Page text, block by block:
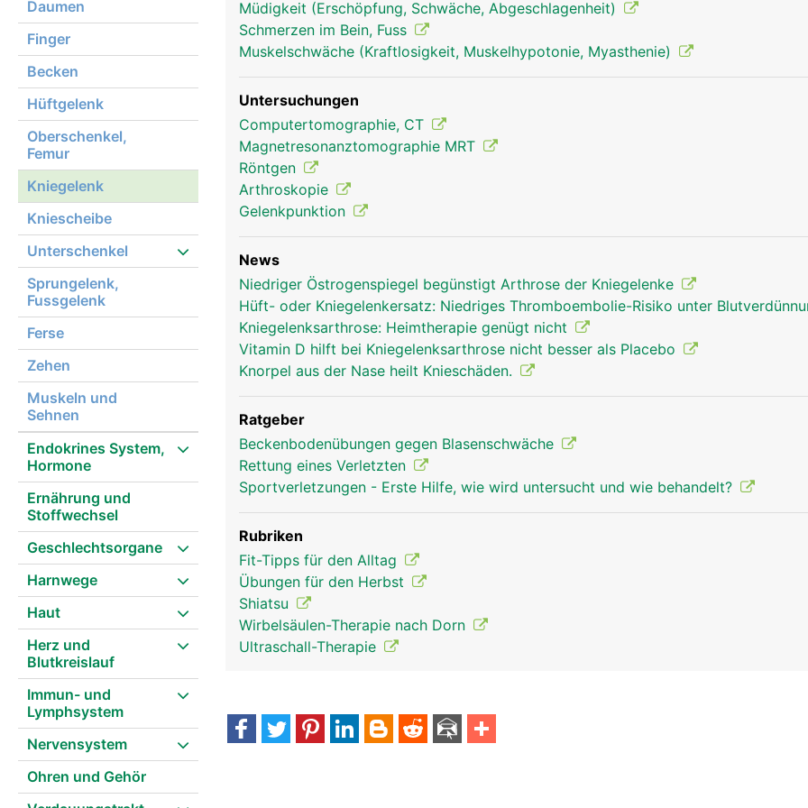
Daumen
Finger
Becken
Hüftgelenk
Oberschenkel,
Femur
Kniegelenk
Kniescheibe
Unterschenkel
Sprungelenk,
Fussgelenk
Ferse
Zehen
Muskeln und
Sehnen
Endokrines System,
Hormone
Ernährung und
Stoffwechsel
Geschlechtsorgane
Harnwege
Haut
Herz und
Blutkreislauf
Immun- und
Lymphsystem
Nervensystem
Ohren und Gehör
Müdigkeit (Erschöpfung, Schwäche, Abgeschlagenheit)
Schmerzen im Bein, Fuss
Muskelschwäche (Kraftlosigkeit, Muskelhypotonie, Myasthenie)
Untersuchungen
Computertomographie, CT
Magnetresonanztomographie MRT
Röntgen
Arthroskopie
Gelenkpunktion
News
Niedriger Östrogenspiegel begünstigt Arthrose der Kniegelenke
Hüft- oder Kniegelenkersatz: Niedriges Thromboembolie-Risiko unter
Kniegelenksarthrose: Heimtherapie genügt nicht
Vitamin D hilft bei Kniegelenksarthrose nicht besser als Placebo
Knorpel aus der Nase heilt Knieschäden.
Ratgeber
Beckenbodenübungen gegen Blasenschwäche
Rettung eines Verletzten
Sportverletzungen - Erste Hilfe, wie wird untersucht und wie behandelt?
Rubriken
Fit-Tipps für den Alltag
Übungen für den Herbst
Shiatsu
Wirbelsäulen-Therapie nach Dorn
Ultraschall-Therapie